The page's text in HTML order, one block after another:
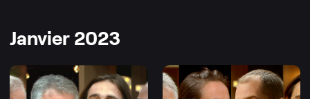
Janvier 2023